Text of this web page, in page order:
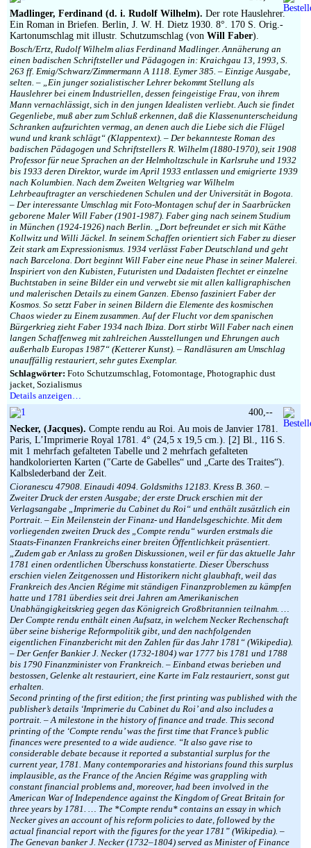
Madlinger, Ferdinand (d. i. Rudolf Wilhelm). Der rote Hauslehrer.
Ein Roman in Briefen. Berlin, J. W. H. Dietz 1930. 8°. 170 S. Orig.-
Kartonumschlag mit illustr. Schutzumschlag (von Will Faber).
Bosch/Ertz, Rudolf Wilhelm alias Ferdinand Madlinger. Annäherung an
einen badischen Schriftsteller und Pädagogen in: Kraichgau 13, 1993, S.
263 ff. Emig/Schwarz/Zimmermann A 1118. Eymer 385. – Einzige Ausgabe,
selten. – „Ein junger sozialistischer Lehrer bekommt Stellung als
Hauslehrer bei einem Industriellen, dessen feingeistige Frau, von ihrem
Mann vernachlässigt, sich in den jungen Idealisten verliebt. Auch sie findet
Gegenliebe, muß aber zum Schluß erkennen, daß die Klassenunterscheidung
Schranken aufzurichten vermag, an denen auch die Liebe sich die Flügel
wund und krank schlägt“ (Klappentext). – Der bekannteste Roman des
badischen Pädagogen und Schriftstellers R. Wilhelm (1880-1970), seit 1908
Professor für neue Sprachen an der Helmholtzschule in Karlsruhe und 1932
bis 1933 deren Direktor, wurde im April 1933 entlassen und emigrierte 1939
nach Kolumbien. Nach dem Zweiten Weltgrieg war Wilhelm
Lehrbeauftragter an verschiedenen Schulen und der Universität in Bogota.
– Der interessante Umschlag mit Foto-Montagen schuf der in Saarbrücken
geborene Maler Will Faber (1901-1987). Faber ging nach seinem Studium
in München (1924-1926) nach Berlin. „Dort befreundet er sich mit Käthe
Kollwitz und Willi Jäckel. In seinem Schaffen orientiert sich Faber zu dieser
Zeit stark am Expressionismus. 1934 verlässt Faber Deutschland und geht
nach Barcelona. Dort beginnt Will Faber eine neue Phase in seiner Malerei.
Inspiriert von den Kubisten, Futuristen und Dadaisten flechtet er einzelne
Buchtstaben in seine Bilder ein und verwebt sie mit allen kalligraphischen
und malerischen Details zu einem Ganzen. Ebenso fasziniert Faber der
Kosmos. So setzt Faber in seinen Bildern die Elemente des kosmischen
Chaos wieder zu Einem zusammen. Auf der Flucht vor dem spanischen
Bürgerkrieg zieht Faber 1934 nach Ibiza. Dort stirbt Will Faber nach einen
langen Schaffenweg mit zahlreichen Ausstellungen und Ehrungen auch
außerhalb Europas 1987“ (Ketterer Kunst). – Randläsuren am Umschlag
unauffällig restauriert, sehr gutes Exemplar.
Schlagwörter: Foto Schutzumschlag, Fotomontage, Photographic dust
jacket, Sozialismus
Details anzeigen…
Necker, (Jacques). Compte rendu au Roi. Au mois de Janvier 1781.
Paris, L’Imprimerie Royal 1781. 4° (24,5 x 19,5 cm.). [2] Bl., 116 S.
mit 1 mehrfach gefalteten Tabelle und 2 mehrfach gefalteten
handkolorierten Karten (″Carte de Gabelles“ und „Carte des Traites“).
Kalbslederband der Zeit.
Cioranescu 47908. Einaudi 4094. Goldsmiths 12183. Kress B. 360. –
Zweiter Druck der ersten Ausgabe; der erste Druck erschien mit der
Verlagsangabe „Imprimerie du Cabinet du Roi“ und enthält zusätzlich ein
Portrait. – Ein Meilenstein der Finanz- und Handelsgeschichte. Mit dem
vorliegenden zweiten Druck des „Compte rendu“ wurden erstmals die
Staats-Finanzen Frankreichs einer breiten Öffentlichkeit präsentiert.
„Zudem gab er Anlass zu großen Diskussionen, weil er für das aktuelle Jahr
1781 einen ordentlichen Überschuss konstatierte. Dieser Überschuss
erschien vielen Zeitgenossen und Historikern nicht glaubhaft, weil das
Frankreich des Ancien Régime mit ständigen Finanzproblemen zu kämpfen
hatte und 1781 überdies seit drei Jahren am Amerikanischen
Unabhängigkeitskrieg gegen das Königreich Großbritannien teilnahm. …
Der Compte rendu enthält einen Aufsatz, in welchem Necker Rechenschaft
über seine bisherige Reformpolitik gibt, und den nachfolgenden
eigentlichen Finanzbericht mit den Zahlen für das Jahr 1781“ (Wikipedia).
– Der Genfer Bankier J. Necker (1732-1804) war 1777 bis 1781 und 1788
bis 1790 Finanzminister von Frankreich. – Einband etwas berieben und
bestossen, Gelenke alt restauriert, eine Karte im Falz restauriert, sonst gut
erhalten.
Second printing of the first edition; the first printing was published with the
publisher’s details ‘Imprimerie du Cabinet du Roi’ and also includes a
portrait. – A milestone in the history of finance and trade. This second
printing of the ‘Compte rendu’ was the first time that France’s public
finances were presented to a wide audience. “It also gave rise to
considerable debate because it reported a substantial surplus for the
current year, 1781. Many contemporaries and historians found this surplus
implausible, as the France of the Ancien Régime was grappling with
constant financial problems and, moreover, had been involved in the
American War of Independence against the Kingdom of Great Britain for
three years by 1781. … The *Compte rendu* contains an essay in which
Necker gives an account of his reform policies to date, followed by the
actual financial report with the figures for the year 1781” (Wikipedia). –
The Genevan banker J. Necker (1732–1804) served as Minister of Finance
400,--